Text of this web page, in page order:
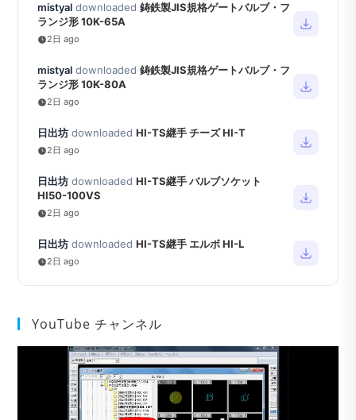
mistyal downloaded 鋳鉄製JIS規格ゲートバルブ・フ
ランジ形 10K-65A
2日 ago
mistyal downloaded 鋳鉄製JIS規格ゲートバルブ・フ
ランジ形 10K-80A
2日 ago
日出坊 downloaded HI-TS継手 チーズ HI-T
2日 ago
日出坊 downloaded HI-TS継手 バルブソケット
HI50-100VS
2日 ago
日出坊 downloaded HI-TS継手 エルボ HI-L
2日 ago
YouTube チャンネル